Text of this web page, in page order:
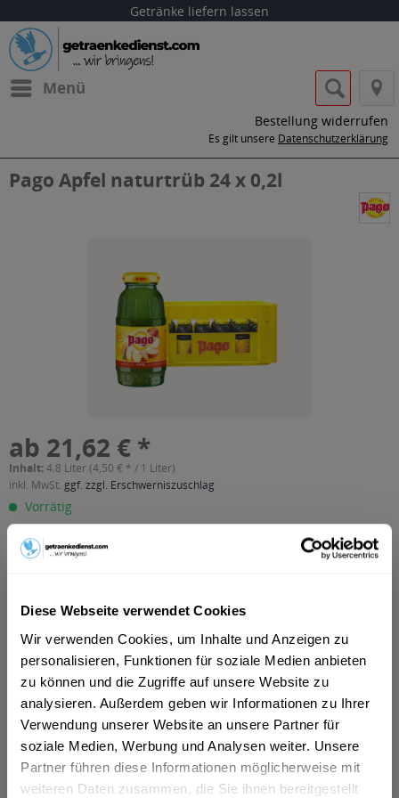
Diese Webseite verwendet Cookies
Wir verwenden Cookies, um Inhalte und Anzeigen zu
personalisieren, Funktionen für soziale Medien anbieten
zu können und die Zugriffe auf unsere Website zu
analysieren. Außerdem geben wir Informationen zu Ihrer
Verwendung unserer Website an unsere Partner für
soziale Medien, Werbung und Analysen weiter. Unsere
Partner führen diese Informationen möglicherweise mit
weiteren Daten zusammen, die Sie ihnen bereitgestellt
Getränke liefern lassen
Menü
Bestellung widerrufen
Es gilt unsere Datenschutzerklärung
Pago Apfel naturtrüb 24 x 0,2l
ab 21,62 € *
Inhalt:4.8 Liter (4,50 € * / 1 Liter)
inkl. MwSt. ggf. zzgl. Erschwerniszuschlag
Vorrätig
MEHRWEG
+5,10 € Pfand
Artikel-Nr.:
31104
Verfügbar in:
Astenberg, Bradl, Dikat, Ehrenstall, Erlach, Rofansiedlung,
Tiergarten, Wiesing,Brixlegg, Mehrn, Zimmermoos,Bruck am
Ziller, Bruckerberg, Imming, Reith im Alpbachtal,Buch,Fiecht,
Vomp, Vomperbach, Vomperberg ,Fischl, Jenbach, Strass im
Zillertal, Tratzberg ,Fritzens, Fügen, Gagering, Kapfing,
Kleinboden, Schlitters,Hygna, Reith im Alpbachtal, Scheffach
Kolsass,Kolsassberg,Mariatal, Voldöpp ,Münster,Pill,